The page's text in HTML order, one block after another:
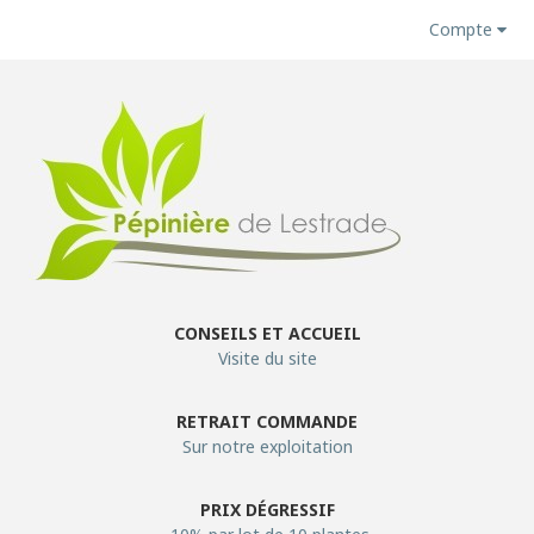
Compte
CONSEILS ET ACCUEIL
Visite du site
RETRAIT COMMANDE
Sur notre exploitation
PRIX DÉGRESSIF